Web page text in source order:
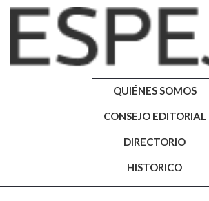
QUIÉNES SOMOS
CONSEJO EDITORIAL
DIRECTORIO
HISTORICO